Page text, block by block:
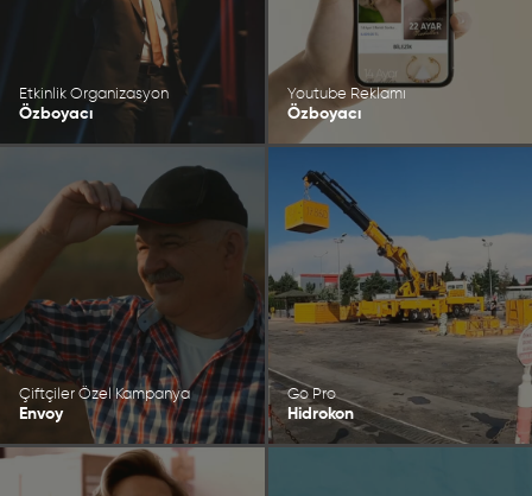
Etkinlik Organizasyon
Özboyacı
Youtube Reklamı
Özboyacı
Çiftçiler Özel Kampanya
Envoy
Go Pro
Hidrokon